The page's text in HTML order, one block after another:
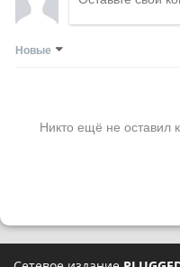
Новые
Никто ещё не оставил